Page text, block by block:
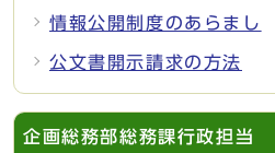
情報公開制度のあらまし
公文書開示請求の方法
企画総務部総務課行政担当